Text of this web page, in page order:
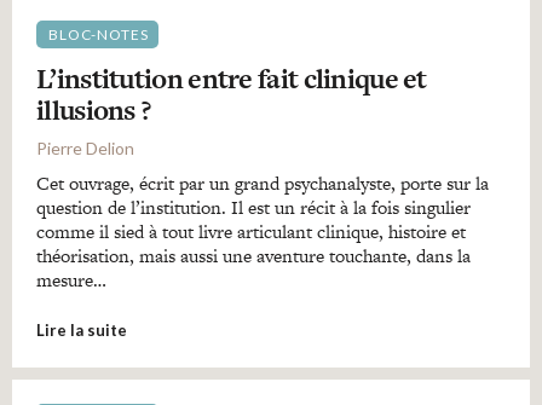
BLOC-NOTES
L’institution entre fait clinique et
illusions ?
Pierre Delion
Cet ouvrage, écrit par un grand psychanalyste, porte sur la
question de l’institution. Il est un récit à la fois singulier
comme il sied à tout livre articulant clinique, histoire et
théorisation, mais aussi une aventure touchante, dans la
mesure…
Lire la suite